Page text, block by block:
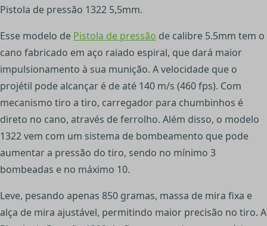
Pistola de pressão 1322 5,5mm.
Esse modelo de Pistola de pressão de calibre 5.5mm tem o
cano fabricado em aço raiado espiral, que dará maior
impulsionamento à sua munição. A velocidade que o
projétil pode alcançar é de até 140 m/s (460 fps). Com
mecanismo tiro a tiro, carregador para chumbinhos é
direto no cano, através de ferrolho. Além disso, o modelo
1322 vem com um sistema de bombeamento que pode
aumentar a pressão do tiro, sendo no mínimo 3
bombeadas e no máximo 10.
Leve, pesando apenas 850 gramas, massa de mira fixa e
alça de mira ajustável, permitindo maior precisão no tiro. A